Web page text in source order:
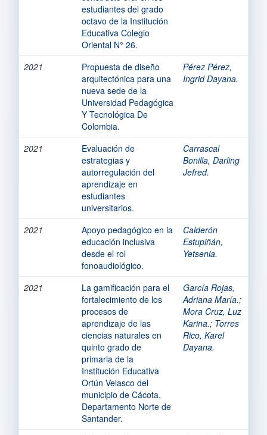
estudiantes del grado
octavo de la Institución
Educativa Colegio
Oriental N° 26.
2021
Propuesta de diseño
arquitectónica para una
nueva sede de la
Universidad Pedagógica
Y Tecnológica De
Colombia.
Pérez Pérez,
Ingrid Dayana.
2021
Evaluación de
estrategias y
autorregulación del
aprendizaje en
estudiantes
universitarios.
Carrascal
Bonilla, Darling
Jefred.
2021
Apoyo pedagógico en la
educación inclusiva
desde el rol
fonoaudiológico.
Calderón
Estupiñán,
Yetsenia.
2021
La gamificación para el
fortalecimiento de los
procesos de
aprendizaje de las
ciencias naturales en
quinto grado de
primaria de la
Institución Educativa
Ortún Velasco del
municipio de Cácota,
Departamento Norte de
Santander.
García Rojas,
Adriana María.;
Mora Cruz, Luz
Karina.; Torres
Rico, Karel
Dayana.